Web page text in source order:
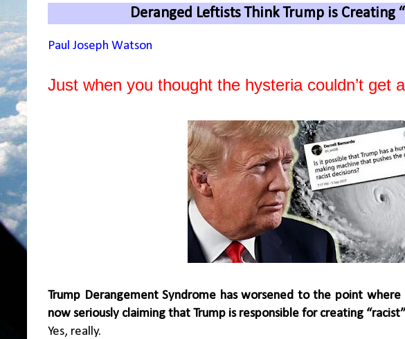
Deranged Leftists Think Trump is Creating
Paul Joseph Watson
Just when you thought the hysteria couldn’t get
Trump Derangement Syndrome has worsened to the point
now seriously claiming that Trump is responsible for creating
Yes, really.